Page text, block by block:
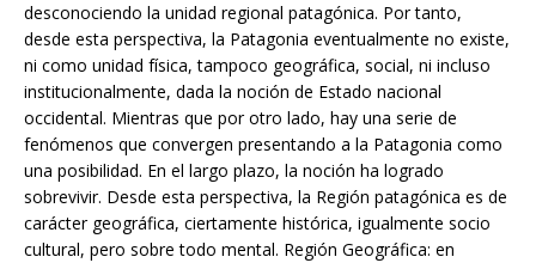
desconociendo la unidad regional patagónica. Por tanto,
desde esta perspectiva, la Patagonia eventualmente no existe,
ni como unidad física, tampoco geográfica, social, ni incluso
institucionalmente, dada la noción de Estado nacional
occidental. Mientras que por otro lado, hay una serie de
fenómenos que convergen presentando a la Patagonia como
una posibilidad. En el largo plazo, la noción ha logrado
sobrevivir. Desde esta perspectiva, la Región patagónica es de
carácter geográfica, ciertamente histórica, igualmente socio
cultural, pero sobre todo mental. Región Geográfica: en